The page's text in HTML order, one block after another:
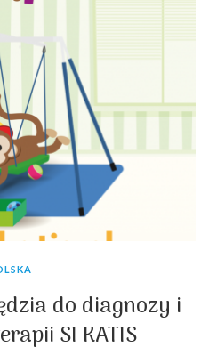
do diagnozy i
SI KATIS